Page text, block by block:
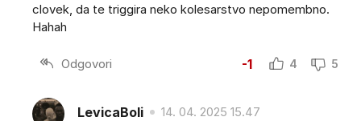
clovek, da te triggira neko kolesarstvo nepomembno.
Hahah
Odgovori -1 4 5
LevicaBoli 14. 04. 2025 15.47